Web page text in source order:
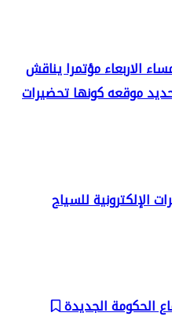
الاربعاء مؤتمرا يناقش
موقعه كونها تحضيرات
الإلكترونية للسياح
الحكومة الجديدة